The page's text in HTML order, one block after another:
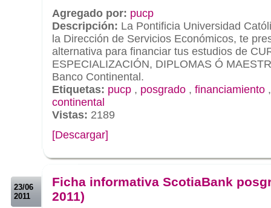
Agregado por: pucp
Descripción: La Pontificia Universidad
la Dirección de Servicios Económicos, te
alternativa para financiar tus estudios de
ESPECIALIZACIÓN, DIPLOMAS Ó
Banco Continental.
Etiquetas: pucp , posgrado , financiamiento
continental
Vistas: 2189
[Descargar]
23/06
2011
Ficha informativa ScotiaBank
2011)